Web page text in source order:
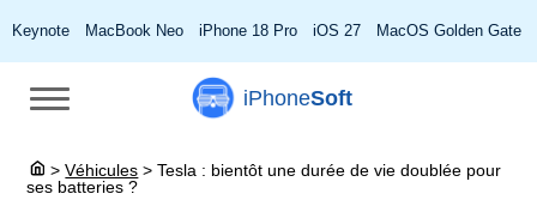
Keynote MacBook Neo iPhone 18 Pro iOS 27 MacOS Golden Gate
iPhoneSoft
> Véhicules > Tesla : bientôt une durée de vie doublée pour
ses batteries ?